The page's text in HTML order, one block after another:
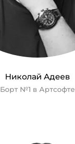
Николай Адеев
Борт №1 в Артсофте